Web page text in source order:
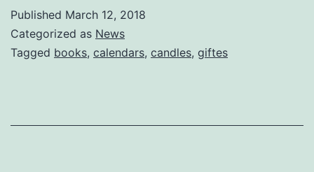
Published March 12, 2018
Categorized as News
Tagged books, calendars, candles, giftes